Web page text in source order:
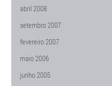
abril 2008
setembro 2007
fevereiro 2007
maio 2006
junho 2005